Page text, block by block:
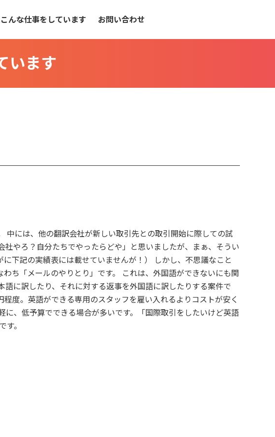
んな仕事をしています お問い合わせ
います
中には、他の翻訳会社が新しい取引先との取引開始に際しての試
やろ？自分たちでやったらどや」と思いましたが、まぁ、そうい
下記の実績表には載せていませんが！） しかし、不思議なこと
ち「メールのやりとり」です。 これは、外国語ができないにも関
に訳したり、それに対する返事を外国語に訳したりする案件で
度。英語ができる専用のスタッフを雇い入れるよりコストが安く
、低予算でできる場合が多いです。「国際取引をしたいけど英語
。